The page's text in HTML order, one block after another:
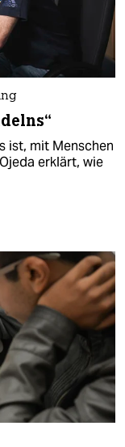
ist, mit Menschen
erklärt, wie